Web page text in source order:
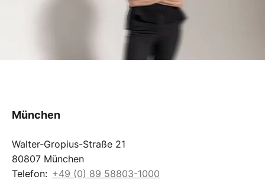
München
Walter-Gropius-Straße 21
80807 München
Telefon: +49 (0) 89 58803-1000